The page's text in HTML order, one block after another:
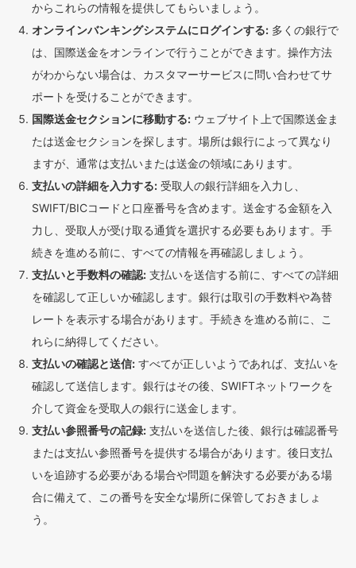
からこれらの情報を提供してもらいましょう。
オンラインバンキングシステムにログインする: 多くの銀行で
は、国際送金をオンラインで行うことができます。操作方法
がわからない場合は、カスタマーサービスに問い合わせてサ
ポートを受けることができます。
国際送金セクションに移動する: ウェブサイト上で国際送金ま
たは送金セクションを探します。場所は銀行によって異なり
ますが、通常は支払いまたは送金の領域にあります。
支払いの詳細を入力する: 受取人の銀行詳細を入力し、
SWIFT/BICコードと口座番号を含めます。送金する金額を入
力し、受取人が受け取る通貨を選択する必要もあります。手
続きを進める前に、すべての情報を再確認しましょう。
支払いと手数料の確認: 支払いを送信する前に、すべての詳細
を確認して正しいか確認します。銀行は取引の手数料や為替
レートを表示する場合があります。手続きを進める前に、こ
れらに納得してください。
支払いの確認と送信: すべてが正しいようであれば、支払いを
確認して送信します。銀行はその後、SWIFTネットワークを
介して資金を受取人の銀行に送金します。
支払い参照番号の記録: 支払いを送信した後、銀行は確認番号
または支払い参照番号を提供する場合があります。後日支払
いを追跡する必要がある場合や問題を解決する必要がある場
合に備えて、この番号を安全な場所に保管しておきましょ
う。